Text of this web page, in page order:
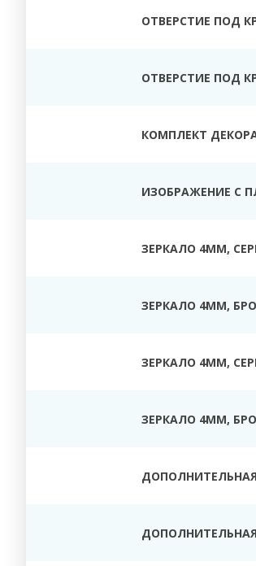
ОТВЕРСТИЕ ПОД
ОТВЕРСТИЕ ПОД
КОМПЛЕКТ
ИЗОБРАЖЕНИЕ С
ЗЕРКАЛО 4ММ,
ЗЕРКАЛО 4ММ,
ЗЕРКАЛО 4ММ,
ЗЕРКАЛО 4ММ,